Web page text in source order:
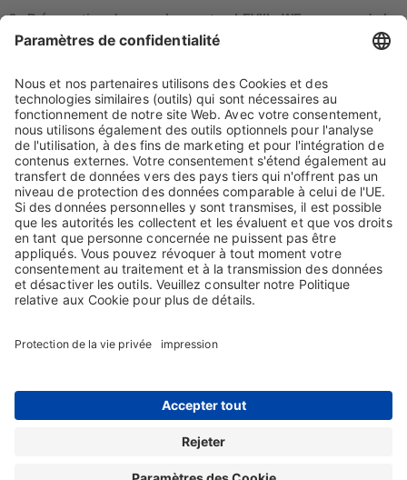
3. Préservation du complexe naturel FVIII-vWF au cours de la
fabrication et de l’élimination virale
4.Pas de stabilisation artificielle, par exemple avec des
sucres ou de l’albumine
Schéma de production d’Haemoctin®
PDF, 5 KB
[ Download ]
Accueil Contact Protection des données Impression
Suisse. Copyright © 2026 Biotest (Suisse) SA. Tous droits réservés. Biotest